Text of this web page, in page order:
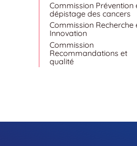
Commission Prévention
dépistage des cancers
Commission Recherche
Innovation
Commission
Recommandations et
qualité